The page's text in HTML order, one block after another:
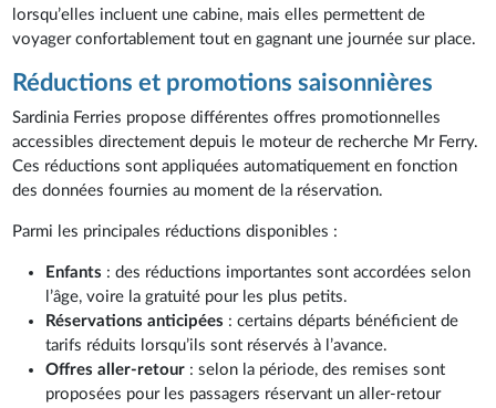
lorsqu’elles incluent une cabine, mais elles permettent de
voyager confortablement tout en gagnant une journée sur place.
Réductions et promotions saisonnières
Sardinia Ferries propose différentes offres promotionnelles
accessibles directement depuis le moteur de recherche Mr Ferry.
Ces réductions sont appliquées automatiquement en fonction
des données fournies au moment de la réservation.
Parmi les principales réductions disponibles :
Enfants : des réductions importantes sont accordées selon
l’âge, voire la gratuité pour les plus petits.
Réservations anticipées : certains départs bénéficient de
tarifs réduits lorsqu’ils sont réservés à l’avance.
Offres aller-retour : selon la période, des remises sont
proposées pour les passagers réservant un aller-retour